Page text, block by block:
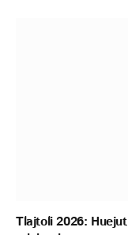
Tlajtoli 2026: